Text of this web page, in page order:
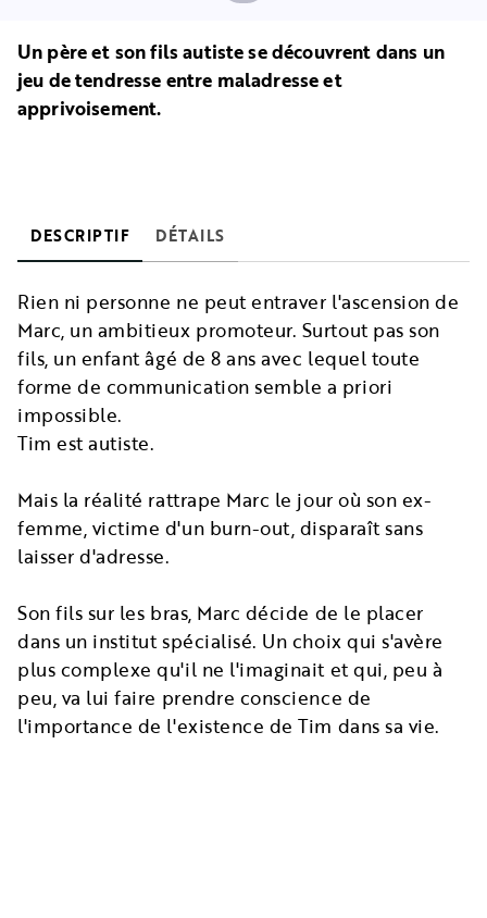
Un père et son fils autiste se découvrent dans un
jeu de tendresse entre maladresse et
apprivoisement.
DESCRIPTIF DÉTAILS
Rien ni personne ne peut entraver l'ascension de
Marc, un ambitieux promoteur. Surtout pas son
fils, un enfant âgé de 8 ans avec lequel toute
forme de communication semble a priori
impossible.
Tim est autiste.
Mais la réalité rattrape Marc le jour où son ex-
femme, victime d'un burn-out, disparaît sans
laisser d'adresse.
Son fils sur les bras, Marc décide de le placer
dans un institut spécialisé. Un choix qui s'avère
plus complexe qu'il ne l'imaginait et qui, peu à
peu, va lui faire prendre conscience de
l'importance de l'existence de Tim dans sa vie.